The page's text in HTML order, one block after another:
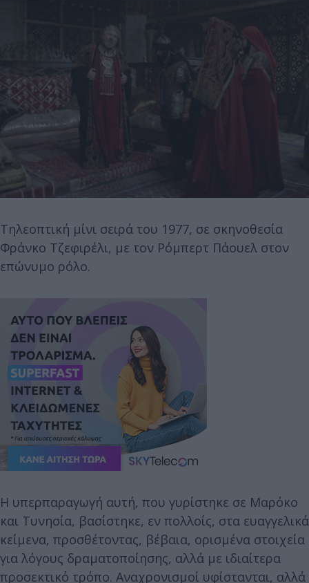
Τηλεοπτική μίνι σειρά του 1977, σε σκηνοθεσία
Φράνκο Τζεφιρέλι, με τον Ρόμπερτ Πάουελ στον
επώνυμο ρόλο.
Η υπερπαραγωγή αυτή, που γυρίστηκε σε Μαρόκο
και Τυνησία, βασίστηκε, εν πολλοίς, στα ευαγγελικά
κείμενα, προσθέτοντας, βέβαια, ορισμένα στοιχεία
για λόγους δραματοποίησης, αλλά με ιδιαίτερα
προσεκτικό τρόπο. Αναχρονισμοί υφίστανται, αλλά